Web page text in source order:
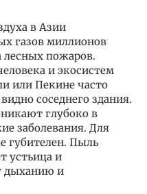
в Азии
газов миллионов
пожаров.
и экосистем
или Пекине часто
соседнего здания.
глубоко в
заболевания. Для
губителен. Пыль
устьица и
дыханию и